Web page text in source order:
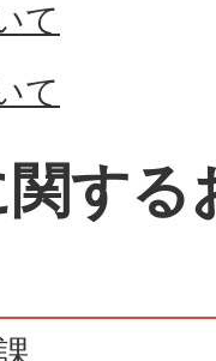
て
て
する